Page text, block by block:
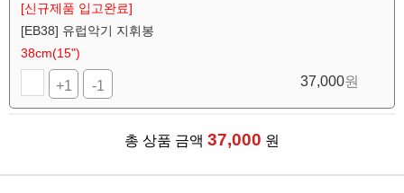
[신규제품 입고완료]
[EB38] 유럽악기 지휘봉
38cm(15")
+1 -1 37,000원
총 상품 금액 37,000 원